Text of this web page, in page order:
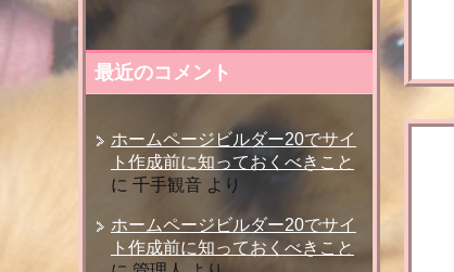
最近のコメント
ホームページビルダー20でサイ
ト作成前に知っておくべきこと
に 千手観音 より
ホームページビルダー20でサイ
ト作成前に知っておくべきこと